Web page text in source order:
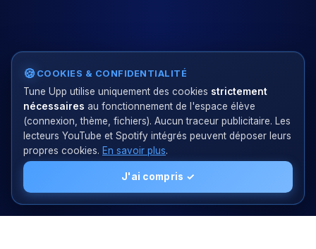
🍪 COOKIES & CONFIDENTIALITÉ
Tune Upp utilise uniquement des cookies strictement
nécessaires au fonctionnement de l'espace élève
(connexion, thème, fichiers). Aucun traceur publicitaire. Les
lecteurs YouTube et Spotify intégrés peuvent déposer leurs
propres cookies. En savoir plus.
J'ai compris ✓